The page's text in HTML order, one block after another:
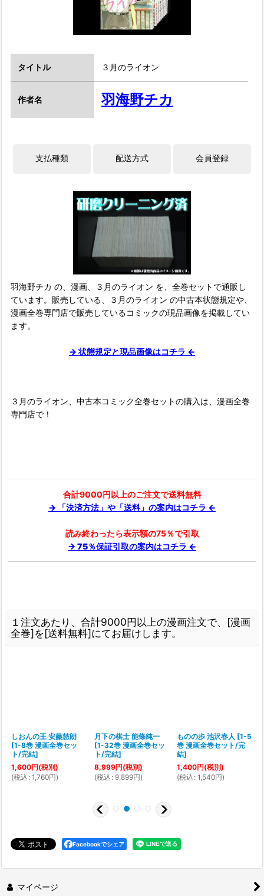
タイトル ３月のライオン
作者名 羽海野チカ
羽海野チカ の、漫画、３月のライオン を、全巻セットで通販し
ています。販売している、３月のライオン の中古本状態規定や、
漫画全巻専門店で販売しているコミックの現品画像を掲載してい
ます。
→ 状態規定と現品画像はコチラ ←
３月のライオン、中古本コミック全巻セットの購入は、漫画全巻
専門店で！
合計9000円以上のご注文で送料無料
→ 「決済方法」や「送料」の案内はコチラ ←
読み終わったら表示額の75％で引取
→ 75％保証引取の案内はコチラ ←
１注文あたり、合計9000円以上の漫画注文で、[漫画
全巻]を[送料無料]にてお届けします。
しおんの王 安藤慈朗
[1-8巻 漫画全巻セッ
ト/完結]
1,600円(税別)
(税込 : 1,760円)
月下の棋士 能條純一
[1-32巻 漫画全巻セッ
ト/完結]
8,999円(税別)
(税込 : 9,899円)
ものの歩 池沢春人 [1-5
巻 漫画全巻セット/完
結]
1,400円(税別)
(税込 : 1,540円)
Facebookでシェア
マイページ